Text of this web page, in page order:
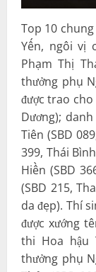
Top 10
Yến, ngôi vị
Phạm Thị
thưởng phụ
được trao
Dương);
Tiên (SBD
399, Thái
Hiền (SBD
(SBD 215,
da đẹp). Thí
được xướng
thi Hoa hậu
thưởng phụ